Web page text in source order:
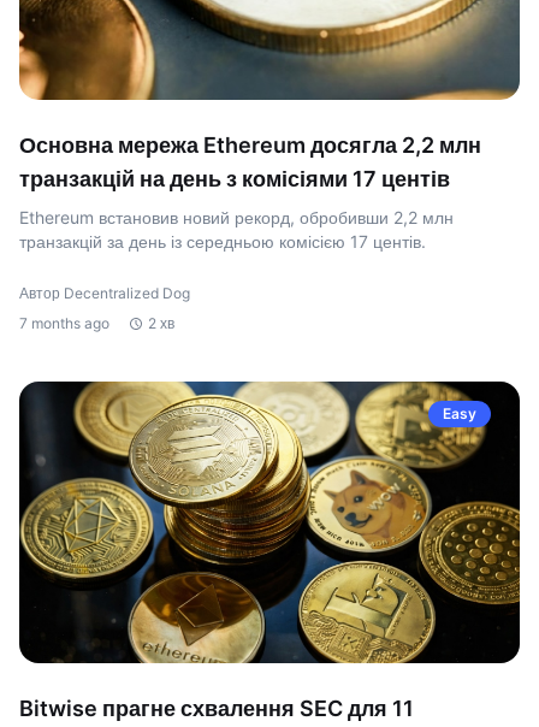
Основна мережа Ethereum досягла 2,2 млн
транзакцій на день з комісіями 17 центів
Ethereum встановив новий рекорд, обробивши 2,2 млн
транзакцій за день із середньою комісією 17 центів.
Автор Decentralized Dog
7 months ago
2 хв
Easy
Bitwise прагне схвалення SEC для 11